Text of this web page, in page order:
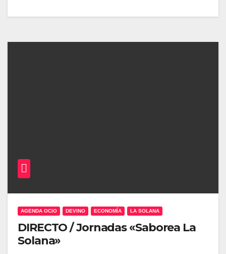
AGENDA OCIO DEVINO ECONOMÍA LA SOLANA
DIRECTO / Jornadas «Saborea La
Solana»